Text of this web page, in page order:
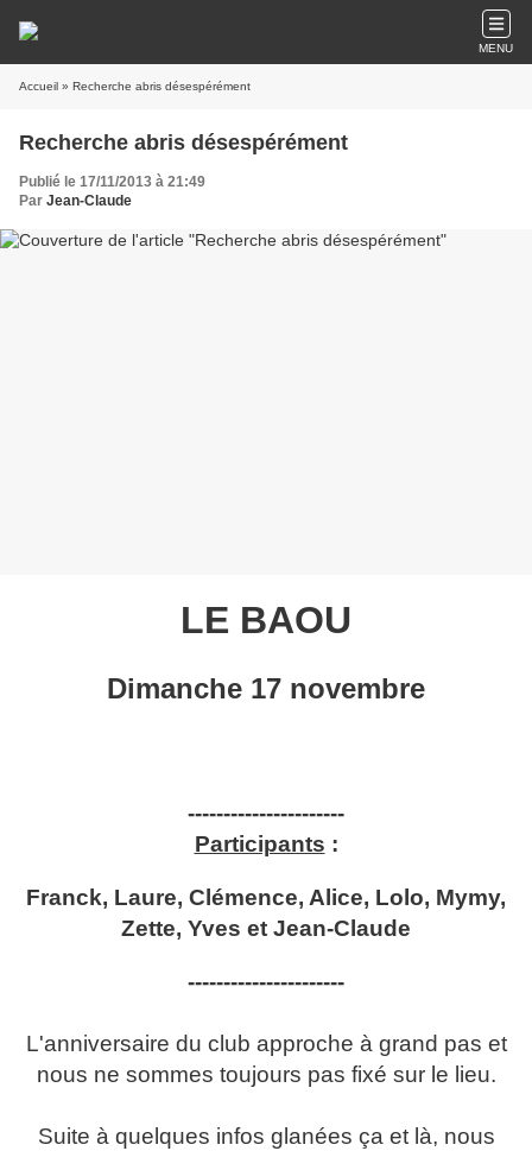
MENU
Accueil » Recherche abris désespérément
Recherche abris désespérément
Publié le 17/11/2013 à 21:49
Par Jean-Claude
LE BAOU
Dimanche 17 novembre
----------------------
Participants :
Franck, Laure, Clémence, Alice, Lolo, Mymy,
Zette, Yves et Jean-Claude
----------------------
L'anniversaire du club approche à grand pas et
nous ne sommes toujours pas fixé sur le lieu.
Suite à quelques infos glanées ça et là, nous